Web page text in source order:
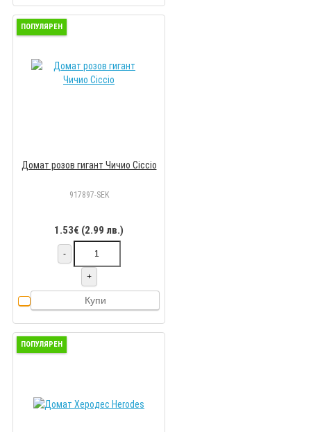
ПОПУЛЯРЕН
Домат розов гигант Чичио Ciccio
917897-SEK
1.53€ (2.99 лв.)
-
+
Купи
ПОПУЛЯРЕН